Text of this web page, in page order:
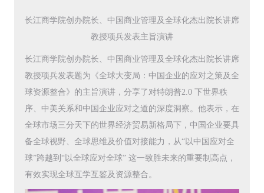
长江商学院创办院长、中国商业管理及全球化杰出院长讲席
教授项兵发表主旨演讲
长江商学院创办院长、中国商业管理及全球化杰出院长讲席
教授项兵发表题为《全球大变局：中国企业的应对之策及全
球资源整合》的主旨演讲，分享了对特朗普2.0 下世界秩
序、中美关系和中国企业应对之道的深度洞察。他表示，在
全球市场三分天下的世界经济贸易新格局下，中国企业要具
备全球视野、全球思维及价值对接能力，从“以中国应对全
球”跨越到“以全球应对全球” 这一致胜未来的重要制高点，
有效实现全球互学互鉴及资源整合。